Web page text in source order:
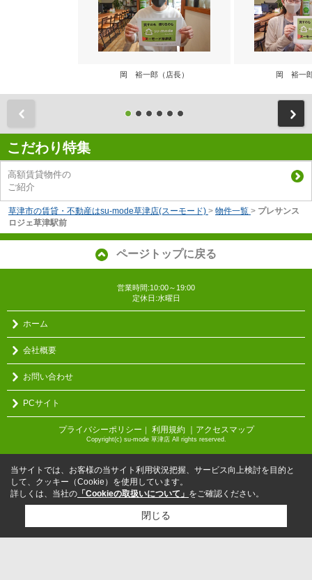
岡 裕一郎（店長） 岡 裕一
こだわり特集
高額賃貸物件の
ご紹介
草津市の賃貸・不動産はsu-mode草津店(スーモード) > 物件一覧 > プレサンス
ロジェ草津駅前
ページトップに戻る
営業時間:10:00～19:00
定休日:水曜日
ホーム
会社概要
お問い合わせ
PCサイト
プライバシーポリシー 利用規約 ｜アクセスマップ
Copyright(c) su-mode 草津店 All rights reserved.
当サイトでは、お客様の当サイト利用状況把握、サービス向上検討を目的と
して、クッキー（Cookie）を使用しています。
詳しくは、当社の 「Cookieの取扱いについて」 をご確認ください。
閉じる